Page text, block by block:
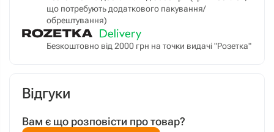
що потребують додаткового пакування/
обрештування)
Безкоштовно від 2000 грн на точки видачі "Розетка"
Відгуки
Вам є що розповісти про товар?